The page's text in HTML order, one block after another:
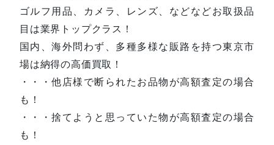
ゴルフ用品、カメラ、レンズ、などなどお取扱品
目は業界トップクラス！
国内、海外問わず、多種多様な販路を持つ東京市
場は納得の高価買取！
・・・他店様で断られたお品物が高額査定の場合
も！
・・・捨てようと思っていた物が高額査定の場合
も！